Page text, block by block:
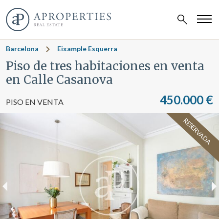
Barcelona Eixample Esquerra
Piso de tres habitaciones en venta
en Calle Casanova
PISO EN VENTA 450.000 €
RESERVADA